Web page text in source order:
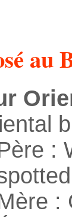
au
:
: